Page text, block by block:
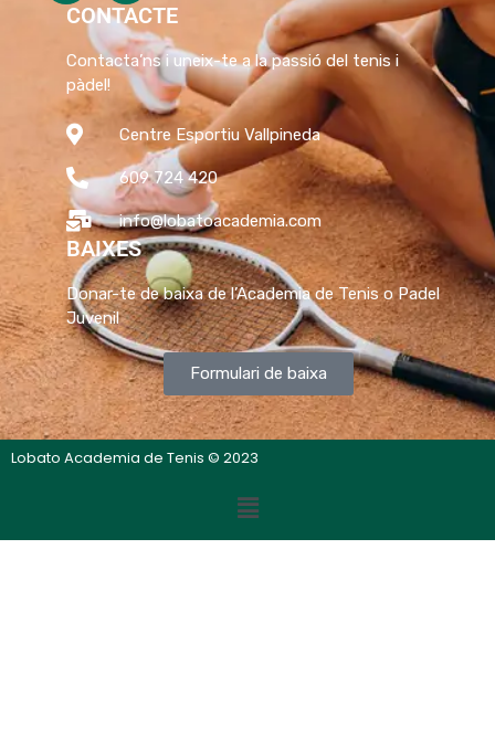
CONTACTE
Contacta’ns i uneix-te a la passió del tenis i
pàdel!
Centre Esportiu Vallpineda
609 724 420
info@lobatoacademia.com
BAIXES
Donar-te de baixa de l’Academia de Tenis o Padel
Juvenil
Formulari de baixa
Lobato Academia de Tenis © 2023